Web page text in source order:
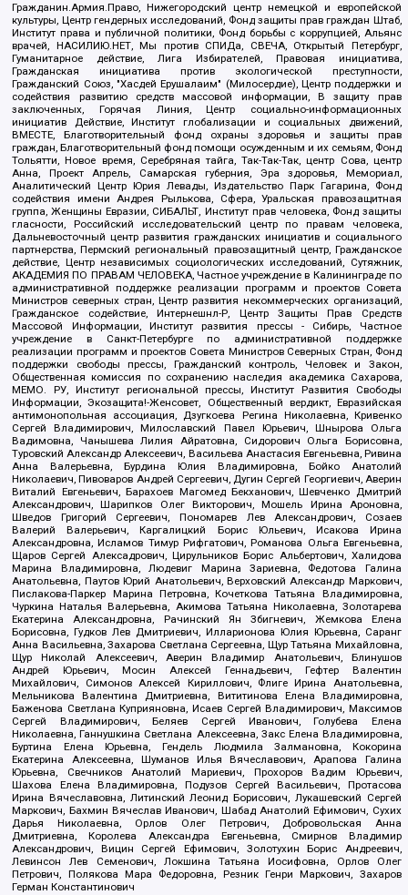
Гражданин.Армия.Право, Нижегородский центр немецкой и европейской
культуры, Центр гендерных исследований, Фонд защиты прав граждан Штаб,
Институт права и публичной политики, Фонд борьбы с коррупцией, Альянс
врачей, НАСИЛИЮ.НЕТ, Мы против СПИДа, СВЕЧА, Открытый Петербург,
Гуманитарное действие, Лига Избирателей, Правовая инициатива,
Гражданская инициатива против экологической преступности,
Гражданский Союз, "Хасдей Ерушалаим" (Милосердие), Центр поддержки и
содействия развитию средств массовой информации, В защиту прав
заключенных, Горячая Линия, Центр социально-информационных
инициатив Действие, Институт глобализации и социальных движений,
ВМЕСТЕ, Благотворительный фонд охраны здоровья и защиты прав
граждан, Благотворительный фонд помощи осужденным и их семьям, Фонд
Тольятти, Новое время, Серебряная тайга, Так-Так-Так, центр Сова, центр
Анна, Проект Апрель, Самарская губерния, Эра здоровья, Мемориал,
Аналитический Центр Юрия Левады, Издательство Парк Гагарина, Фонд
содействия имени Андрея Рылькова, Сфера, Уральская правозащитная
группа, Женщины Евразии, СИБАЛЬТ, Институт прав человека, Фонд защиты
гласности, Российский исследовательский центр по правам человека,
Дальневосточный центр развития гражданских инициатив и социального
партнерства, Пермский региональный правозащитный центр, Гражданское
действие, Центр независимых социологических исследований, Сутяжник,
АКАДЕМИЯ ПО ПРАВАМ ЧЕЛОВЕКА, Частное учреждение в Калининграде по
административной поддержке реализации программ и проектов Совета
Министров северных стран, Центр развития некоммерческих организаций,
Гражданское содействие, Интернешнл-Р, Центр Защиты Прав Средств
Массовой Информации, Институт развития прессы - Сибирь, Частное
учреждение в Санкт-Петербурге по административной поддержке
реализации программ и проектов Совета Министров Северных Стран, Фонд
поддержки свободы прессы, Гражданский контроль, Человек и Закон,
Общественная комиссия по сохранению наследия академика Сахарова,
МЕМО. РУ, Институт региональной прессы, Институт Развития Свободы
Информации, Экозащита!-Женсовет, Общественный вердикт, Евразийская
антимонопольная ассоциация, Дзугкоева Регина Николаевна, Кривенко
Сергей Владимирович, Милославский Павел Юрьевич, Шнырова Ольга
Вадимовна, Чанышева Лилия Айратовна, Сидорович Ольга Борисовна,
Туровский Александр Алексеевич, Васильева Анастасия Евгеньевна, Ривина
Анна Валерьевна, Бурдина Юлия Владимировна, Бойко Анатолий
Николаевич, Пивоваров Андрей Сергеевич, Дугин Сергей Георгиевич, Аверин
Виталий Евгеньевич, Барахоев Магомед Бекханович, Шевченко Дмитрий
Александрович, Шарипков Олег Викторович, Мошель Ирина Ароновна,
Шведов Григорий Сергеевич, Пономарев Лев Александрович, Созаев
Валерий Валерьевич, Каргалицкий Борис Юльевич, Исакова Ирина
Александровна, Исламов Тимур Рифгатович, Романова Ольга Евгеньевна,
Щаров Сергей Алексадрович, Цирульников Борис Альбертович, Халидова
Марина Владимировна, Людевиг Марина Зариевна, Федотова Галина
Анатольевна, Паутов Юрий Анатольевич, Верховский Александр Маркович,
Пислакова-Паркер Марина Петровна, Кочеткова Татьяна Владимировна,
Чуркина Наталья Валерьевна, Акимова Татьяна Николаевна, Золотарева
Екатерина Александровна, Рачинский Ян Збигневич, Жемкова Елена
Борисовна, Гудков Лев Дмитриевич, Илларионова Юлия Юрьевна, Саранг
Анна Васильевна, Захарова Светлана Сергеевна, Щур Татьяна Михайловна,
Щур Николай Алексеевич, Аверин Владимир Анатольевич, Блинушов
Андрей Юрьевич, Мосин Алексей Геннадьевич, Гефтер Валентин
Михайлович, Симонов Алексей Кириллович, Флиге Ирина Анатольевна,
Мельникова Валентина Дмитриевна, Вититинова Елена Владимировна,
Баженова Светлана Куприяновна, Исаев Сергей Владимирович, Максимов
Сергей Владимирович, Беляев Сергей Иванович, Голубева Елена
Николаевна, Ганнушкина Светлана Алексеевна, Закс Елена Владимировна,
Буртина Елена Юрьевна, Гендель Людмила Залмановна, Кокорина
Екатерина Алексеевна, Шуманов Илья Вячеславович, Арапова Галина
Юрьевна, Свечников Анатолий Мариевич, Прохоров Вадим Юрьевич,
Шахова Елена Владимировна, Подузов Сергей Васильевич, Протасова
Ирина Вячеславовна, Литинский Леонид Борисович, Лукашевский Сергей
Маркович, Бахмин Вячеслав Иванович, Шабад Анатолий Ефимович, Сухих
Дарья Николаевна, Орлов Олег Петрович, Добровольская Анна
Дмитриевна, Королева Александра Евгеньевна, Смирнов Владимир
Александрович, Вицин Сергей Ефимович, Золотухин Борис Андреевич,
Левинсон Лев Семенович, Локшина Татьяна Иосифовна, Орлов Олег
Петрович, Полякова Мара Федоровна, Резник Генри Маркович, Захаров
Герман Константинович